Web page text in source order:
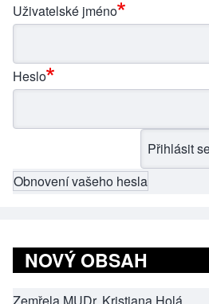
Uživatelské jméno
Heslo
Obnovení vašeho hesla
NOVÝ OBSAH
Zemřela MUDr. Kristiana Holá